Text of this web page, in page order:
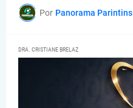
Por Panorama Parintins
DRA. CRISTIANE BRELAZ